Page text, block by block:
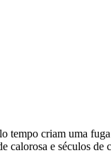
tempo criam uma
calorosa e séculos de